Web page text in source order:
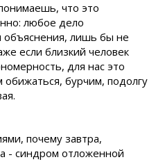
что это
любое дело
объяснения, лишь бы не
если близкий человек
для нас это
бурчим, подолгу
почему завтра,
- синдром отложенной